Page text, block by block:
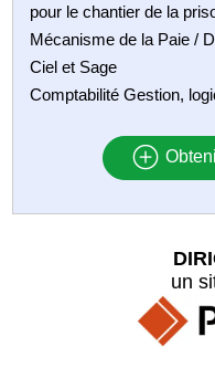
pour le chantier de la
Mécanisme de la Paie /
Ciel et Sage
Comptabilité Gestion,
un